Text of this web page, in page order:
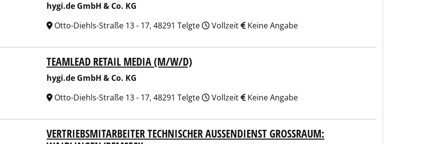
hygi.de GmbH & Co. KG
Otto-Diehls-Straße 13 - 17, 48291 Telgte
Vollzeit Keine Angabe
GmbH & Co. KGTEAMLEAD RETAIL MEDIA (M/W/D)
hygi.de GmbH & Co. KG
Otto-Diehls-Straße 13 - 17, 48291 Telgte
Vollzeit Keine Angabe
Werkzeuge GmbH & Co. KG
VERTRIEBSMITARBEITER TECHNISCHER AUSSENDIENST GROSSRAUM: WA